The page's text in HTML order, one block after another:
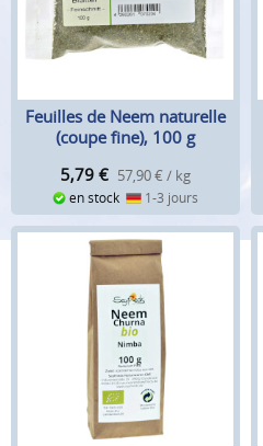
Feuilles de Neem naturelle
(coupe fine), 100 g
5,79 € 57,90 € / kg
en stock 1-3 jours